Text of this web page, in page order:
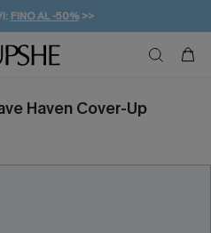
FINO AL -50%>>
GRATUITA DA 49€
20% DI SCONTO*
Haven Cover-Up